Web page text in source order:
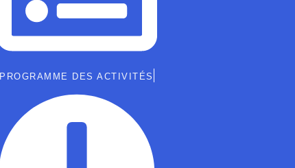
PROGRAMME DES ACTIVITÉS